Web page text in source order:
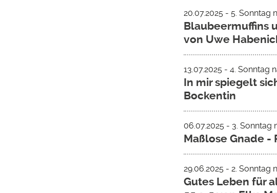
20.07.2025 - 5. Sonntag
Blaubeermuffins
von Uwe
13.07.2025 - 4. Sonntag
In mir spiegelt
Bockentin
06.07.2025 - 3. Sonntag
Maßlose Gnade -
29.06.2025 - 2. Sonntag
Gutes Leben für